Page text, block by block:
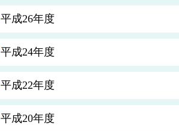
平成26年度
平成24年度
平成22年度
平成20年度